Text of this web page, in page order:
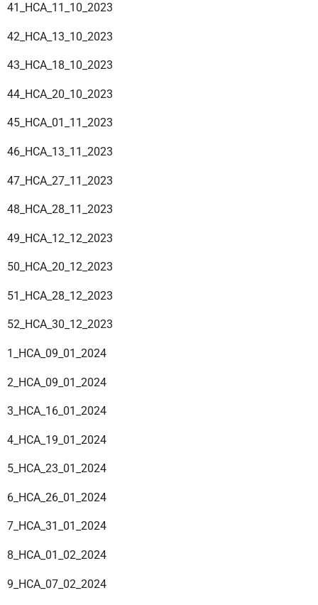
41_HCA_11_10_2023
42_HCA_13_10_2023
43_HCA_18_10_2023
44_HCA_20_10_2023
45_HCA_01_11_2023
46_HCA_13_11_2023
47_HCA_27_11_2023
48_HCA_28_11_2023
49_HCA_12_12_2023
50_HCA_20_12_2023
51_HCA_28_12_2023
52_HCA_30_12_2023
1_HCA_09_01_2024
2_HCA_09_01_2024
3_HCA_16_01_2024
4_HCA_19_01_2024
5_HCA_23_01_2024
6_HCA_26_01_2024
7_HCA_31_01_2024
8_HCA_01_02_2024
9_HCA_07_02_2024